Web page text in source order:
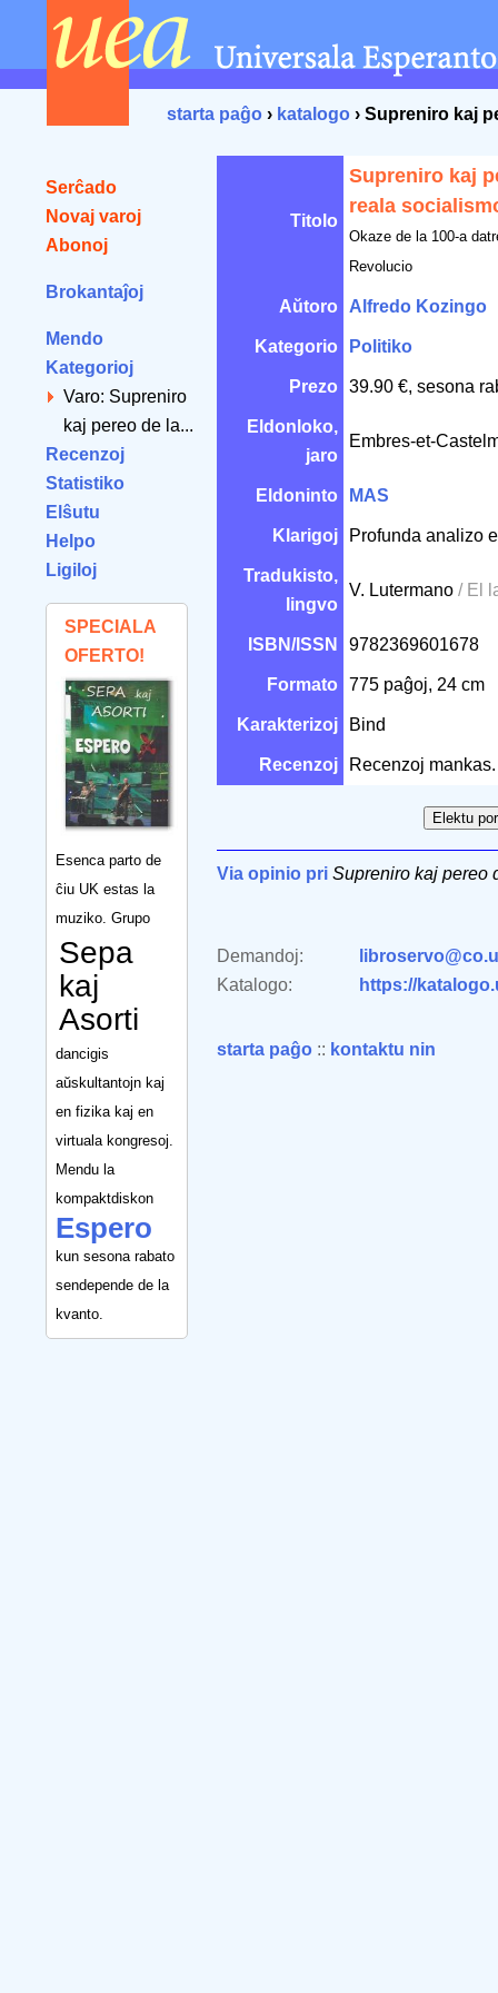
starta paĝo › katalogo › Supreniro kaj
Serĉado
Novaj varoj
Abonoj
Brokantaĵoj
Mendo
Kategorioj
Varo: Supreniro
kaj pereo de la...
Recenzoj
Statistiko
Elŝutu
Helpo
Ligiloj
SPECIALA
OFERTO!
Esenca parto de
ĉiu UK estas la
muziko. Grupo
Sepa
kaj
Asorti
dancigis
aŭskultantojn kaj
en fizika kaj en
virtuala kongresoj.
Mendu la
kompaktdiskon
Espero
kun sesona rabato
sendepende de la
kvanto.
Titolo
Supreniro kaj
reala
Okaze de la 100-a
Revolucio
Aŭtoro Alfredo Kozingo
Kategorio Politiko
Prezo 39.90 €, sesona
Eldonloko,
jaro
Embres-et-
Eldoninto MAS
Klarigoj Profunda analizo
Tradukisto,
lingvo
V. Lutermano / El
ISBN/ISSN 9782369601678
Formato 775 paĝoj, 24 cm
Karakterizoj Bind
Recenzoj Recenzoj mankas.
Via opinio pri Supreniro kaj pereo
Demandoj:
Katalogo:
https://
starta paĝo :: kontaktu nin